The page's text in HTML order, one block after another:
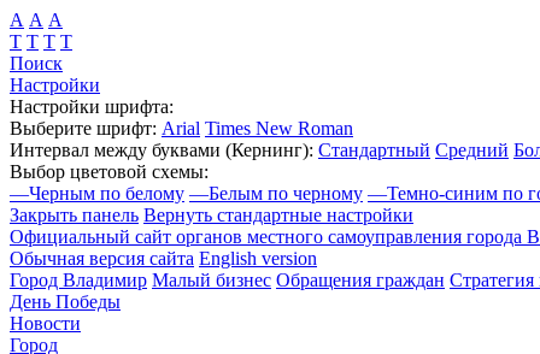
А А А
Т Т Т Т
Поиск
Настройки
Настройки шрифта:
Выберите шрифт: Arial Times New Roman
Интервал между буквами (Кернинг): Стандартный Средний
Выбор цветовой схемы:
—Черным по белому —Белым по черному —Темно-синим по
Закрыть панель Вернуть стандартные настройки
Официальный сайт органов местного самоуправления города
Обычная версия сайта English version
Город Владимир Малый бизнес Обращения граждан Стратегия
День Победы
Новости
Город